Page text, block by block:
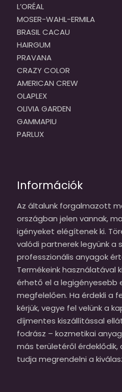
L’ORÉAL
MOSER-WAHL-ERMILA
BRASIL CACAU
HAIRGUM
PRAVANA
CRAZY COLOR
AMERICAN CREW
OLAPLEX
OLIVIA GARDEN
GAMMAPIU
PARLUX
Információk
Az általunk forgalmazott
országban jelen vannak,
igényeket elégítenek ki.
valódi partnerek legyünk a
professzionális anyagok
Termékeink használatával
érhető el a legigényesebb
megfelelően. Ha érdekli a
kérjük, vegye fel velünk a
díjmentes kiszállítással
fodrász – kozmetikai
más területéről érdeklődik,
tudja megrendelni a